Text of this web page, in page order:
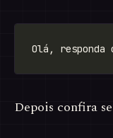
Depois confira